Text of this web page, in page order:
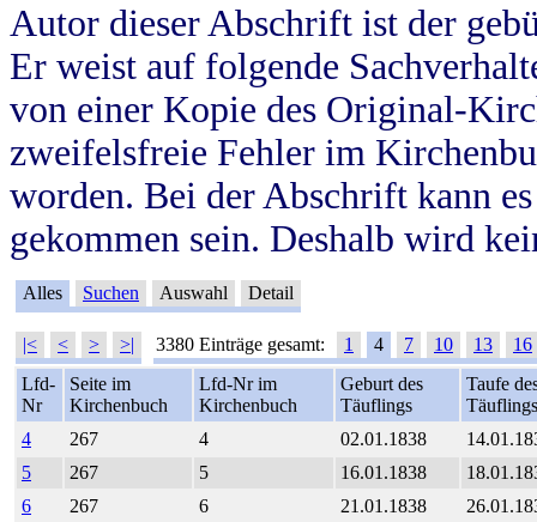
Autor dieser Abschrift ist der
Er weist auf folgende
von einer Kopie des Original-
zweifelsfreie Fehler im
worden. Bei der Abschrift kann
gekommen sein. Deshalb wird
Alles Suchen Auswahl Detail
|< < > >| 3380 Einträge gesamt: 1 4 7 10 13
16
Lfd-
Nr
Seite im
Kirchenbuch
Lfd-Nr im
Kirchenbuch
Geburt des
Täuflings
Taufe
Täuflings
4
267 4 02.01.1838
5
267 5 16.01.1838
6
267 6 21.01.1838